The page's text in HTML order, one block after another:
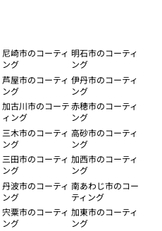
尼崎市のコーティ
ング
明石市のコーティ
ング
芦屋市のコーティ
ング
伊丹市のコーティ
ング
加古川市のコーテ
ィング
赤穂市のコーティ
ング
三木市のコーティ
ング
高砂市のコーティ
ング
三田市のコーティ
ング
加西市のコーティ
ング
丹波市のコーティ
ング
南あわじ市のコー
ティング
宍粟市のコーティ
ング
加東市のコーティ
ング